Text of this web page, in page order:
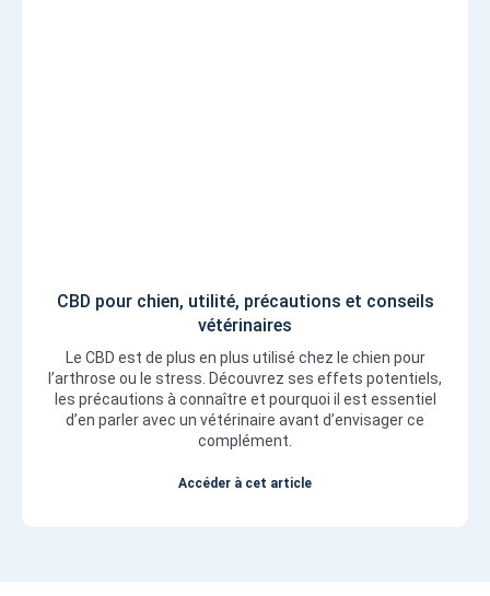
CBD pour chien, utilité, précautions et conseils
vétérinaires
Le CBD est de plus en plus utilisé chez le chien pour
l’arthrose ou le stress. Découvrez ses effets potentiels,
les précautions à connaître et pourquoi il est essentiel
d’en parler avec un vétérinaire avant d’envisager ce
complément.
Accéder à cet article